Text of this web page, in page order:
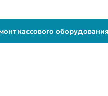
кассового оборудования